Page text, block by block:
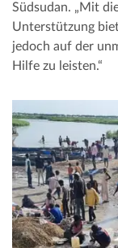
Südsudan. „Mit
Unterstützung
jedoch auf der
Hilfe zu leisten.“